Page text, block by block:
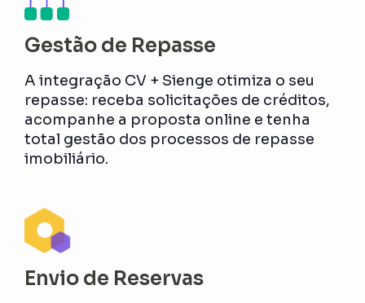
Gestão de Repasse
A integração CV + Sienge otimiza o seu
repasse: receba solicitações de créditos,
acompanhe a proposta online e tenha
total gestão dos processos de repasse
imobiliário.
Envio de Reservas